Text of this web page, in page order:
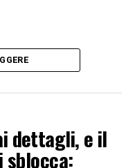
dettagli, e il
sblocca: